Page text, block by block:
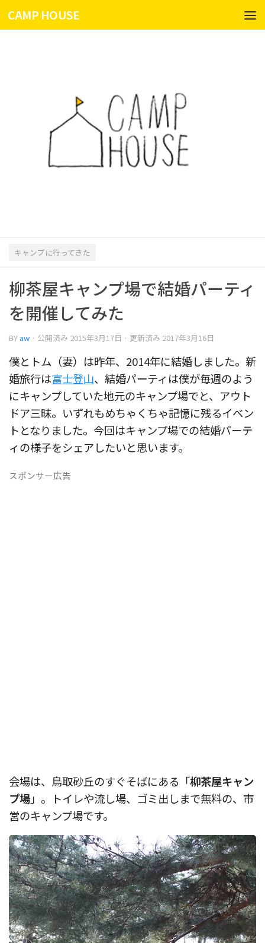
コンテンツへスキップ
CAMP HOUSE
キャンプに行ってきた
柳茶屋キャンプ場で結婚パーティ
を開催してみた
BY aw · 公開済み 2015年3月17日 · 更新済み 2017年3月16日
僕とトム（妻）は昨年、2014年に結婚しました。新
婚旅行は富士登山、結婚パーティは僕が毎週のよう
にキャンプしていた地元のキャンプ場でと、アウト
ドア三昧。いずれもめちゃくちゃ記憶に残るイベン
トとなりました。今回はキャンプ場での結婚パーテ
ィの様子をシェアしたいと思います。
スポンサー広告
会場は、鳥取砂丘のすぐそばにある「柳茶屋キャン
プ場」。トイレや流し場、ゴミ出しまで無料の、市
営のキャンプ場です。